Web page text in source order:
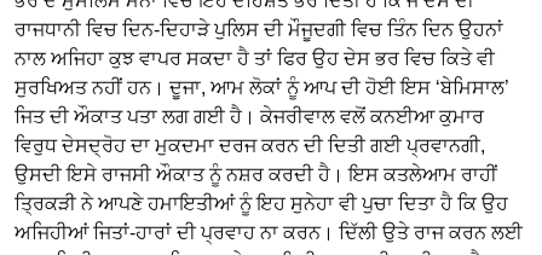
ਰਾਜਧਾਨੀ ਵਿਚ ਦਿਨ-ਦਿਹਾੜੇ ਪੁਲਿਸ ਦੀ ਮੌਜੂਦਗੀ ਵਿਚ ਤਿੰਨ ਦਿਨ ਉਹਨਾਂ
ਨਾਲ ਅਜਿਹਾ ਕੁਝ ਵਾਪਰ ਸਕਦਾ ਹੈ ਤਾਂ ਫਿਰ ਉਹ ਦੇਸ ਭਰ ਵਿਚ ਕਿਤੇ ਵੀ
ਸੁਰਖਿਅਤ ਨਹੀਂ ਹਨ। ਦੂਜਾ, ਆਮ ਲੋਕਾਂ ਨੂੰ ਆਪ ਦੀ ਹੋਈ ਇਸ ‘ਬੇਮਿਸਾਲ’
ਜਿਤ ਦੀ ਔਕਾਤ ਪਤਾ ਲਗ ਗਈ ਹੈ। ਕੇਜਰੀਵਾਲ ਵਲੋਂ ਕਨਈਆ ਕੁਮਾਰ
ਵਿਰੁਧ ਦੇਸਦ੍ਰੋਹ ਦਾ ਮੁਕਦਮਾ ਦਰਜ ਕਰਨ ਦੀ ਦਿਤੀ ਗਈ ਪ੍ਰਵਾਨਗੀ,
ਉਸਦੀ ਇਸੇ ਰਾਜਸੀ ਔਕਾਤ ਨੂੰ ਨਸ਼ਰ ਕਰਦੀ ਹੈ। ਇਸ ਕਤਲੇਆਮ ਰਾਹੀਂ
ਤ੍ਰਿਕੜੀ ਨੇ ਆਪਣੇ ਹਮਾਇਤੀਆਂ ਨੂੰ ਇਹ ਸੁਨੇਹਾ ਵੀ ਪੁਚਾ ਦਿਤਾ ਹੈ ਕਿ ਉਹ
ਅਜਿਹੀਆਂ ਜਿਤਾਂ-ਹਾਰਾਂ ਦੀ ਪ੍ਰਵਾਹ ਨਾ ਕਰਨ। ਦਿੱਲੀ ਉਤੇ ਰਾਜ ਕਰਨ ਲਈ